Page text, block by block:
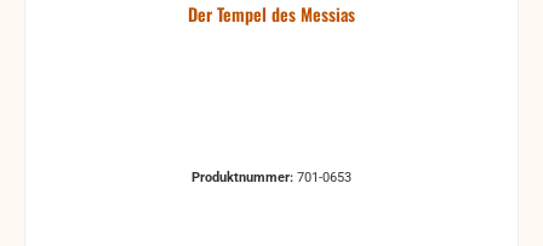
Der Tempel des Messias
Produktnummer: 701-0653